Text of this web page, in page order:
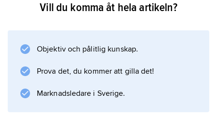
vilket kan vara flera kilometer. Grundvattnet är
i ständig rörelse, mot vattendragen och mot
haven, även om hastigheten på stora djup är
bäckar och åar är 0,1–1 m/s, under det
Vill du komma åt hela artikeln?
Objektiv och pålitlig kunskap.
Prova det, du kommer att gilla det!
Marknadsledare i Sverige.